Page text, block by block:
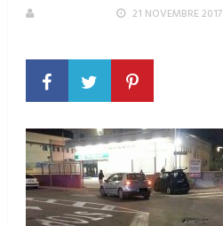
21 NOVEMBRE 2017